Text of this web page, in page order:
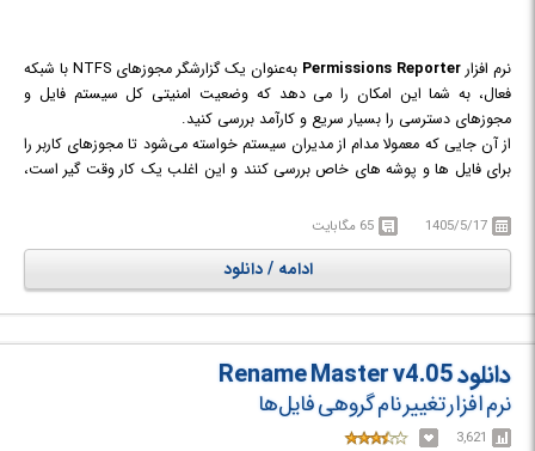
نرم افزارPermissions Reporter
به‌عنوان یک گزارشگر مجوزهای NTFS با شبکه
فعال، به شما این امکان را می دهد که وضعیت امنیتی کل سیستم فایل و
مجوزهای دسترسی را بسیار سریع و کارآمد بررسی کنید.
از آن جایی که معمولا مدام از مدیران سیستم خواسته می‌شود تا مجوزهای کاربر را
برای فایل ها و پوشه های خاص بررسی کنند و این اغلب یک کار وقت گیر است،
مجوزهای NTFS و تنظیمات مکرر در طول زمان یک هزارتوی امنیتی ایجاد شده
است.
در واقع هر مدیری برای کمک به مدیریت مجوزهای سیستم فایل به یک ابزار نرم
افزاری بصری و تعاملی نیاز دارد. NTFS Permissions Reporter ابزاری با رابط
کاربری مدرن است که می تواند گزارش جامعی از نوع دسترسی های تمام
دایرکتوری در یک مسیر انتخاب شده را نمایش دهد. به عبارت دیگر این نرم افزار
امکانی را فراهم نموده است تا متوجه شوید یک گروه/کاربر خاص به کدام پوشه
های اشتراکی و با چه Permission دسترسی دارد و قادر باشید از نتایج این بررسی
ها، یک فایل گزارش در خروجی ذخیره کنید.
1405/5/17 65 مگابایت
ادامه / دانلود
دانلود Rename Master v4.05
نرم افزار تغییر نام گروهی فایل‌ها
3,621